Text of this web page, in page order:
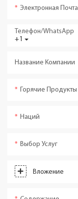
Электронная Почта
+1
Телефон/WhatsApp
Название Компании
Горячие Продукты
Наций
Выбор Услуг
Вложение